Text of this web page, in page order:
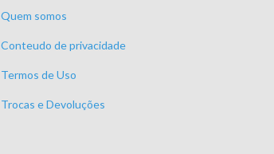
Quem somos
Conteudo de privacidade
Termos de Uso
Trocas e Devoluções